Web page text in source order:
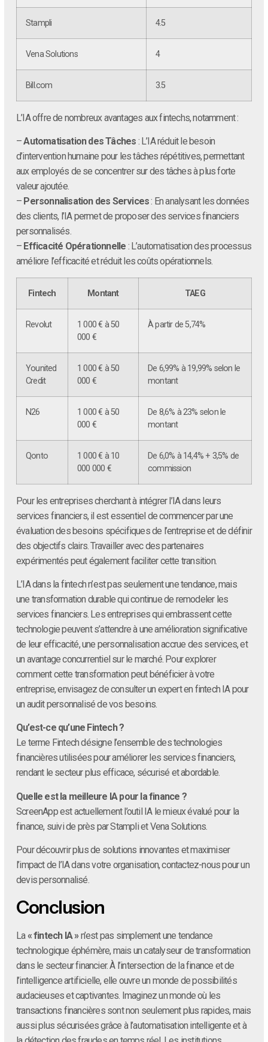
Stampli 4.5
Vena Solutions 4
Bill.com 3.5
L’IA offre de nombreux avantages aux fintechs, notamment :
–Automatisation des Tâches : L’IA réduit le besoin
d’intervention humaine pour les tâches répétitives, permettant
aux employés de se concentrer sur des tâches à plus forte
valeur ajoutée.
– Personnalisation des Services: En analysant les données
des clients, l’IA permet de proposer des services financiers
personnalisés.
– Efficacité Opérationnelle : L’automatisation des processus
améliore l’efficacité et réduit les coûts opérationnels.
Fintech Montant TAEG
Revolut
1 000 € à 50
000 €
À partir de 5,74%
Younited
Credit
1 000 € à 50
000 €
De 6,99% à 19,99% selon le
montant
N26
1 000 € à 50
000 €
De 8,6% à 23% selon le
montant
Qonto
1 000 € à 10
000 000 €
De 6,0% à 14,4% + 3,5% de
commission
Pour les entreprises cherchant à intégrer l’IA dans leurs
services financiers, il est essentiel de commencer par une
évaluation des besoins spécifiques de l’entreprise et de définir
des objectifs clairs. Travailler avec des partenaires
expérimentés peut également faciliter cette transition.
L’IA dans la fintech n’est pas seulement une tendance, mais
une transformation durable qui continue de remodeler les
services financiers. Les entreprises qui embrassent cette
technologie peuvent s’attendre à une amélioration significative
de leur efficacité, une personnalisation accrue des services, et
un avantage concurrentiel sur le marché. Pour explorer
comment cette transformation peut bénéficier à votre
entreprise, envisagez de consulter un expert en fintech IA pour
un audit personnalisé de vos besoins.
Qu’est-ce qu’une Fintech ?
Le terme Fintech désigne l’ensemble des technologies
financières utilisées pour améliorer les services financiers,
rendant le secteur plus efficace, sécurisé et abordable.
Quelle est la meilleure IA pour la finance ?
ScreenApp est actuellement l’outil IA le mieux évalué pour la
finance, suivi de près par Stampli et Vena Solutions.
Pour découvrir plus de solutions innovantes et maximiser
l’impact de l’IA dans votre organisation, contactez-nous pour un
devis personnalisé.
Conclusion
La« fintech IA »n’est pas simplement une tendance
technologique éphémère, mais un catalyseur de transformation
dans le secteur financier. À l’intersection de la finance et de
l’intelligence artificielle, elle ouvre un monde de possibilités
audacieuses et captivantes. Imaginez un monde où les
transactions financières sont non seulement plus rapides, mais
aussi plus sécurisées grâce à l’automatisation intelligente et à